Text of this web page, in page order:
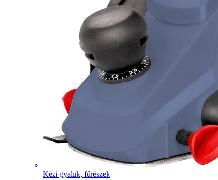
Kézi gyaluk, fűrészek